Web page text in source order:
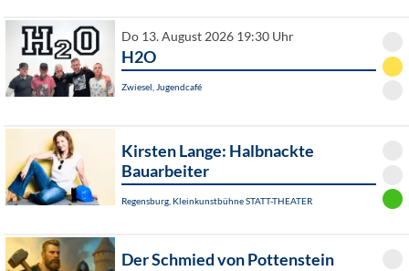
Do 13. August 2026 19:30 Uhr
H2O
Zwiesel, Jugendcafé
Kirsten Lange: Halbnackte
Bauarbeiter
Regensburg, Kleinkunstbühne STATT-THEATER
Der Schmied von Pottenstein